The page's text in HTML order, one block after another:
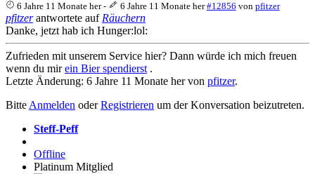
6 Jahre 11 Monate her- 6 Jahre 11 Monate her #12856 von pfitzer
pfitzerantwortete auf Räuchern
Danke, jetzt hab ich Hunger:lol:
Zufrieden mit unserem Service hier? Dann würde ich mich freuen
wenn du mirein Bier spendierst .
Letzte Änderung: 6 Jahre 11 Monate her von pfitzer.
Bitte Anmelden oderRegistrieren um der Konversation beizutreten.
Steff-Peff
Offline
Platinum Mitglied